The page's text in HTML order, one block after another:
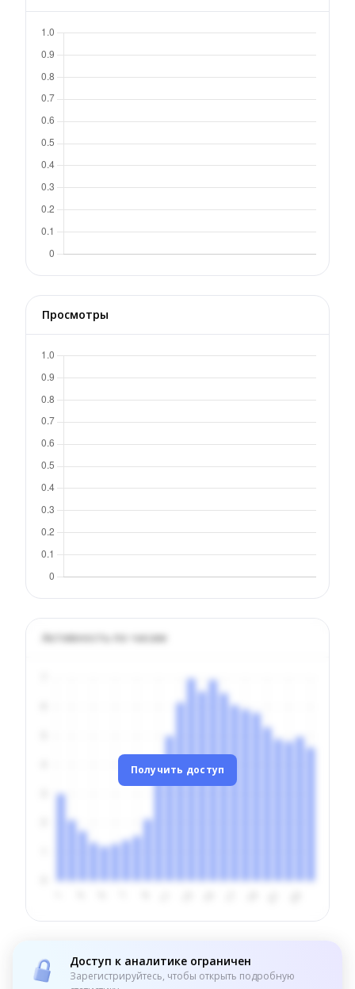
Просмотры
Активность по часам
Получить доступ
Доступ к аналитике ограничен
Зарегистрируйтесь, чтобы открыть подробную